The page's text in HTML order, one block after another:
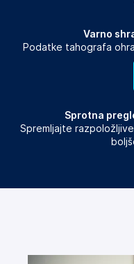
Varno
Podatke tahografa
Sprotna
Spremljajte